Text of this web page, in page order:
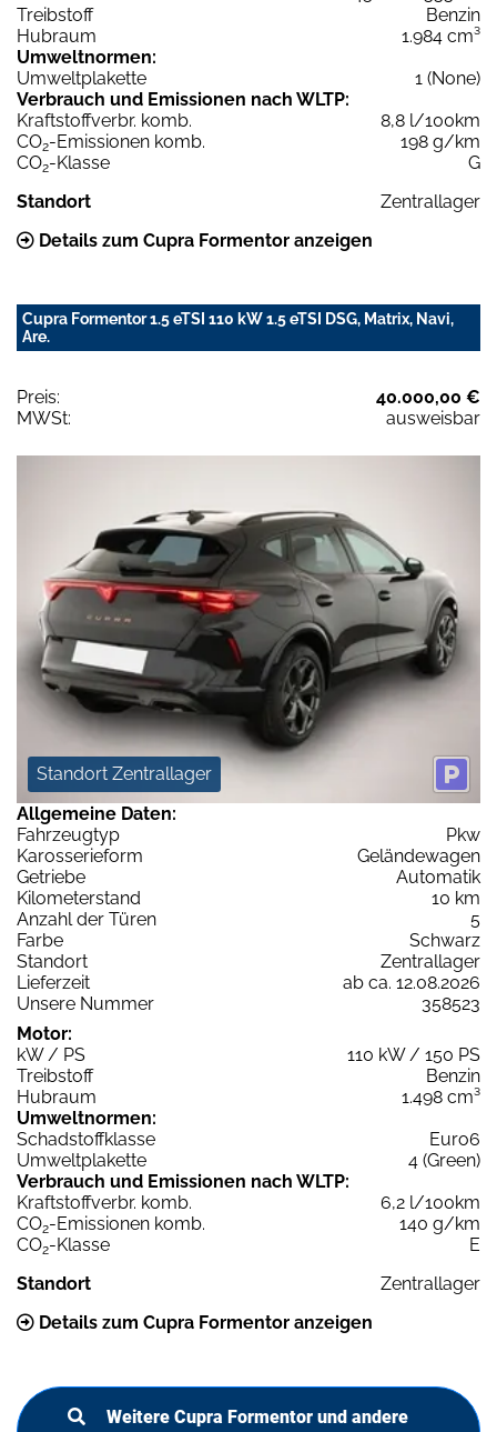
Treibstoff
Benzin
Hubraum
1.984 cm³
Umweltnormen:
Umweltplakette
1 (None)
Verbrauch und Emissionen nach WLTP:
Kraftstoffverbr. komb.
8,8 l/100km
CO2-Emissionen komb.
198 g/km
CO2-Klasse
G
Standort
Zentrallager
Details zum Cupra Formentor anzeigen
Cupra Formentor 1.5 eTSI 110 kW 1.5 eTSI DSG, Matrix, Navi,
Are.
Preis:
40.000,00 €
MWSt:
ausweisbar
Standort Zentrallager
Allgemeine Daten:
Fahrzeugtyp
Pkw
Karosserieform
Geländewagen
Getriebe
Automatik
Kilometerstand
10 km
Anzahl der Türen
5
Farbe
Schwarz
Standort
Zentrallager
Lieferzeit
ab ca. 12.08.2026
Unsere Nummer
358523
Motor:
kW / PS
110 kW / 150 PS
Treibstoff
Benzin
Hubraum
1.498 cm³
Umweltnormen:
Schadstoffklasse
Euro6
Umweltplakette
4 (Green)
Verbrauch und Emissionen nach WLTP:
Kraftstoffverbr. komb.
6,2 l/100km
CO2-Emissionen komb.
140 g/km
CO2-Klasse
E
Standort
Zentrallager
Details zum Cupra Formentor anzeigen
Weitere Cupra Formentor und andere